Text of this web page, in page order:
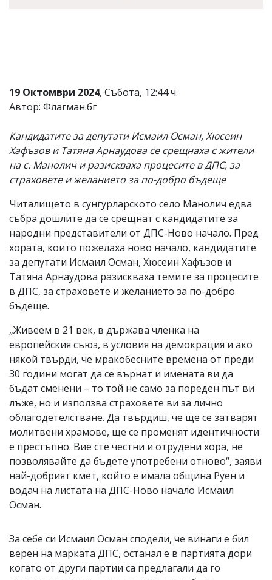
19 Октомври 2024, Събота, 12:44 ч.
Автор: Флагман.бг
Кандидатите за депутати Исмаил Осман, Хюсеин
Хафъзов и Татяна Арнаудова се срещнаха с жители
на с. Манолич и разискваха процесите в ДПС, за
страховете и желанието за по-добро бъдеще
Читалището в сунгурларското село Манолич едва
събра дошлите да се срещнат с кандидатите за
народни представители от ДПС-Ново начало. Пред
хората, които пожелаха ново начало, кандидатите
за депутати Исмаил Осман, Хюсеин Хафъзов и
Татяна Арнаудова разискваха темите за процесите
в ДПС, за страховете и желанието за по-добро
бъдеще.
„Живеем в 21 век, в държава членка на
европейския съюз, в условия на демокрация и ако
някой твърди, че мракобесните времена от преди
30 години могат да се върнат и имената ви да
бъдат сменени – то той не само за пореден път ви
лъже, но и използва страховете ви за лично
облагодетелстване. Да твърдиш, че ще се затварят
молитвени храмове, ще се променят идентичности
е престъпно. Вие сте честни и отрудени хора, не
позволявайте да бъдете употребени отново“, заяви
най-добрият кмет, който е имала община Руен и
водач на листата на ДПС-Ново начало Исмаил
Осман.
За себе си Исмаил Осман сподели, че винаги е бил
верен на марката ДПС, останал е в партията дори
когато от други партии са предлагали да го